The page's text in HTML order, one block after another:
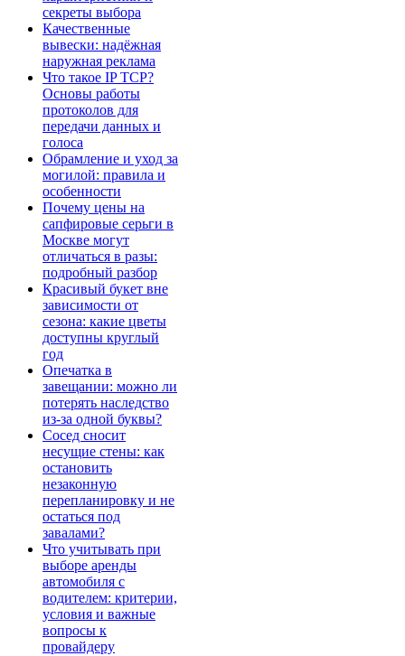
секреты выбора
Качественные
вывески: надёжная
наружная реклама
Что такое IP TCP?
Основы работы
протоколов для
передачи данных и
голоса
Обрамление и уход за
могилой: правила и
особенности
Почему цены на
сапфировые серьги в
Москве могут
отличаться в разы:
подробный разбор
Красивый букет вне
зависимости от
сезона: какие цветы
доступны круглый
год
Опечатка в
завещании: можно ли
потерять наследство
из-за одной буквы?
Сосед сносит
несущие стены: как
остановить
незаконную
перепланировку и не
остаться под
завалами?
Что учитывать при
выборе аренды
автомобиля с
водителем: критерии,
условия и важные
вопросы к
провайдеру